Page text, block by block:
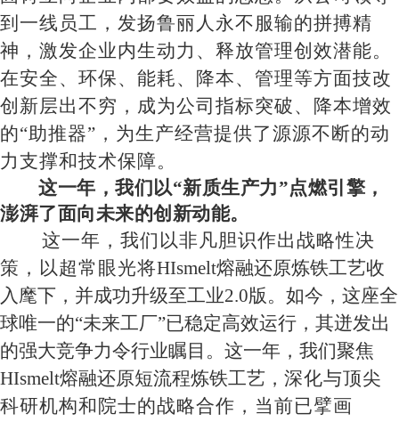
到一线员工，发扬鲁丽人永不服输的拼搏精
神，激发企业内生动力、释放管理创效潜能。
在安全、环保、能耗、降本、管理等方面技改
创新层出不穷，成为公司指标突破、降本增效
的“助推器”，为生产经营提供了源源不断的动
力支撑和技术保障。
这一年，我们以“新质生产力”点燃引擎，
澎湃了面向未来的创新动能。
这一年，我们以非凡胆识作出战略性决
策，以超常眼光将HIsmelt熔融还原炼铁工艺收
入麾下 ， 并成功升级至工业2.0版。如今，这座全
球唯一的“未来工厂”已稳定高效运行，其迸发出
的强大竞争力令行业瞩目。这一年，我们聚焦
HIsmelt熔融还原短流程炼铁工艺， 深化与顶尖
科研机构和院士的战略合作， 当前已擘画